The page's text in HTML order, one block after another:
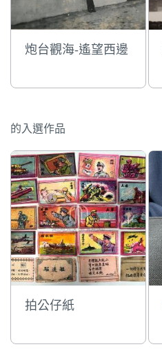
炮台觀海-遙望西邊
的入選作品
拍公仔紙